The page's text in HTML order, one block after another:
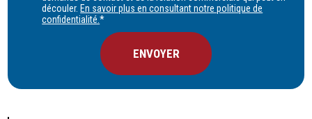
découler. En savoir plus en consultant notre politique de
confidentialité.*